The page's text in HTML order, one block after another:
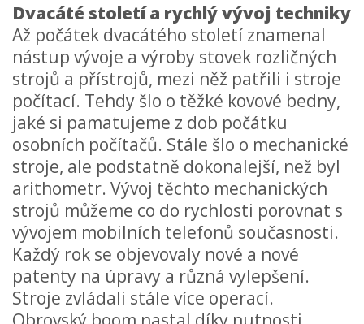
Dvacáté století a rychlý vývoj techniky
Až počátek dvacátého století znamenal
nástup vývoje a výroby stovek rozličných
strojů a přístrojů, mezi něž patřili i stroje
počítací. Tehdy šlo o těžké kovové bedny,
jaké si pamatujeme z dob počátku
osobních počítačů. Stále šlo o mechanické
stroje, ale podstatně dokonalejší, než byl
arithometr. Vývoj těchto mechanických
strojů můžeme co do rychlosti porovnat s
vývojem mobilních telefonů současnosti.
Každý rok se objevovaly nové a nové
patenty na úpravy a různá vylepšení.
Stroje zvládali stále více operací.